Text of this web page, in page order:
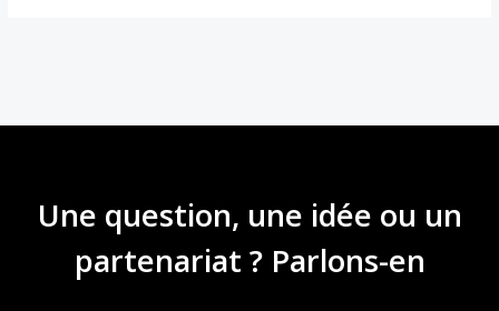
Une question, une idée ou un
partenariat ? Parlons-en